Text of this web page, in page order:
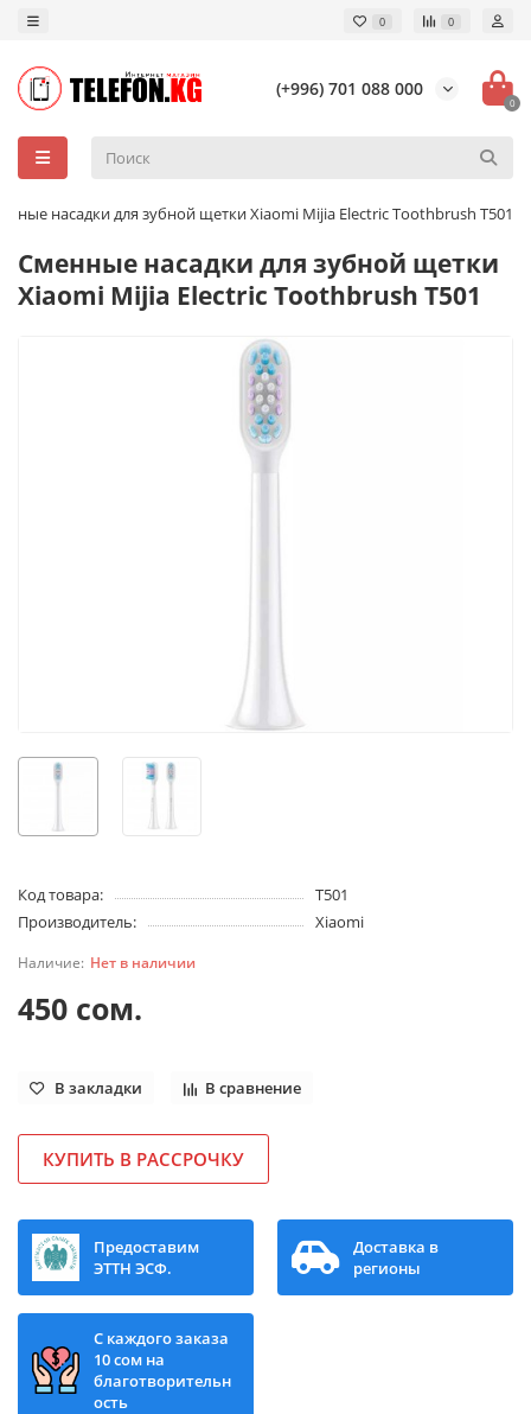
0 0
(+996) 701 088 000
0
насадки для зубной щетки Xiaomi Mijia Electric Toothbrush T501
Сменные насадки для зубной щетки
Xiaomi Mijia Electric Toothbrush T501
Код товара:
T501
Производитель:
Xiaomi
Нет в наличии
450 сом.
В закладки В сравнение
КУПИТЬ В РАССРОЧКУ
Предоставим
ЭТТН ЭСФ.
Доставка в
регионы
С каждого заказа
10 сом на
благотворительн
ость